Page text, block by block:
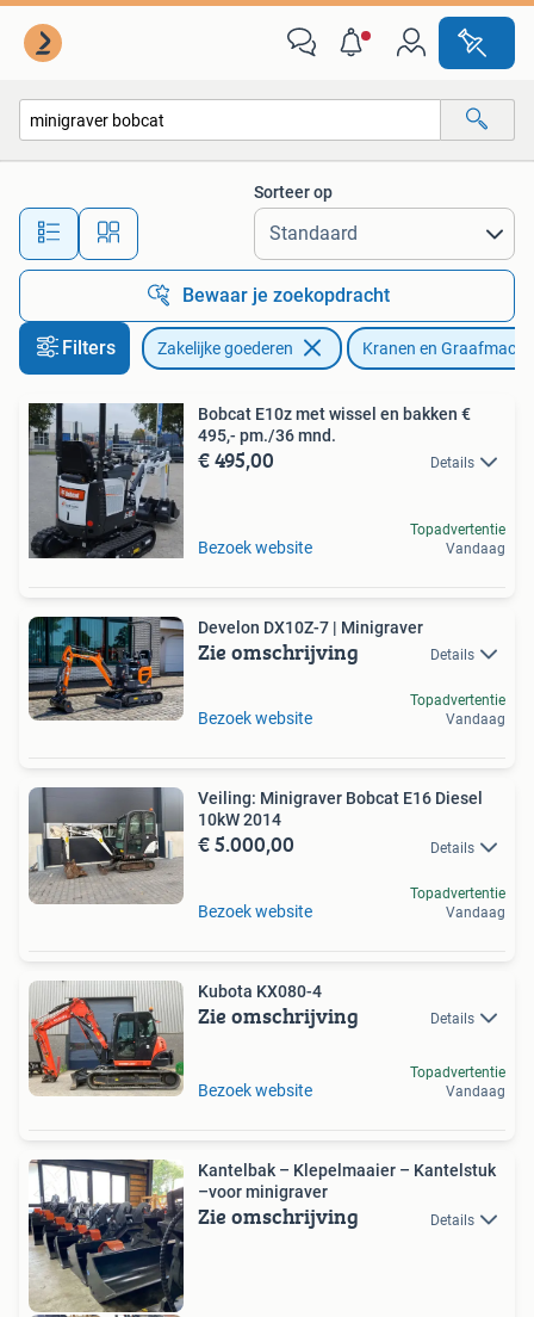
Alle afstanden…
Sorteer op
Bewaar je zoekopdracht
Filters Zakelijke goederen Kranen en
Bobcat E10z met wissel en bakken €
495,- pm./36 mnd.
€ 495,00 Details
Bezoek website
Topadvertentie
Vandaag
Develon DX10Z-7 | Minigraver
Zie omschrijving Details
Bezoek website
Topadvertentie
Vandaag
Veiling: Minigraver Bobcat E16 Diesel
10kW 2014
€ 5.000,00 Details
Bezoek website
Topadvertentie
Vandaag
Kubota KX080-4
Zie omschrijving Details
Bezoek website
Topadvertentie
Vandaag
Kantelbak – Klepelmaaier – Kantelstuk
–voor minigraver
Zie omschrijving Details